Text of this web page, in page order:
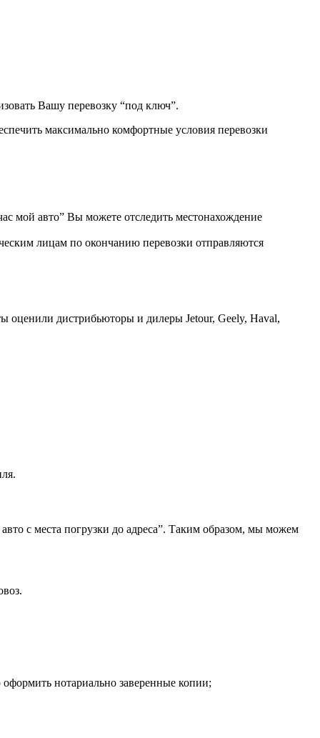
Вашу перевозку “под ключ”.
максимально комфортные условия перевозки
мой авто” Вы можете отследить местонахождение
лицам по окончанию перевозки отправляются
оценили дистрибьюторы и дилеры Jetour, Geely, Haval,
с места погрузки до адреса”. Таким образом, мы можем
нотариально заверенные копии;